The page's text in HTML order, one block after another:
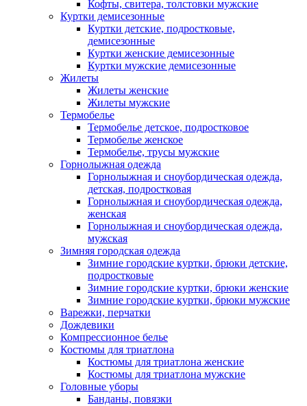
Кофты, свитера, толстовки мужские
Куртки демисезонные
Куртки детские, подростковые,
демисезонные
Куртки женские демисезонные
Куртки мужские демисезонные
Жилеты
Жилеты женские
Жилеты мужские
Термобелье
Термобелье детское, подростковое
Термобелье женское
Термобелье, трусы мужские
Горнолыжная одежда
Горнолыжная и сноубордическая одежда,
детская, подростковая
Горнолыжная и сноубордическая одежда,
женская
Горнолыжная и сноубордическая одежда,
мужская
Зимняя городская одежда
Зимние городские куртки, брюки детские,
подростковые
Зимние городские куртки, брюки женские
Зимние городские куртки, брюки мужские
Варежки, перчатки
Дождевики
Компрессионное белье
Костюмы для триатлона
Костюмы для триатлона женские
Костюмы для триатлона мужские
Головные уборы
Банданы, повязки